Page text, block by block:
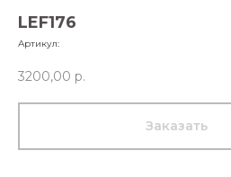
LEF176
Артикул:
3200,00 р.
Заказать